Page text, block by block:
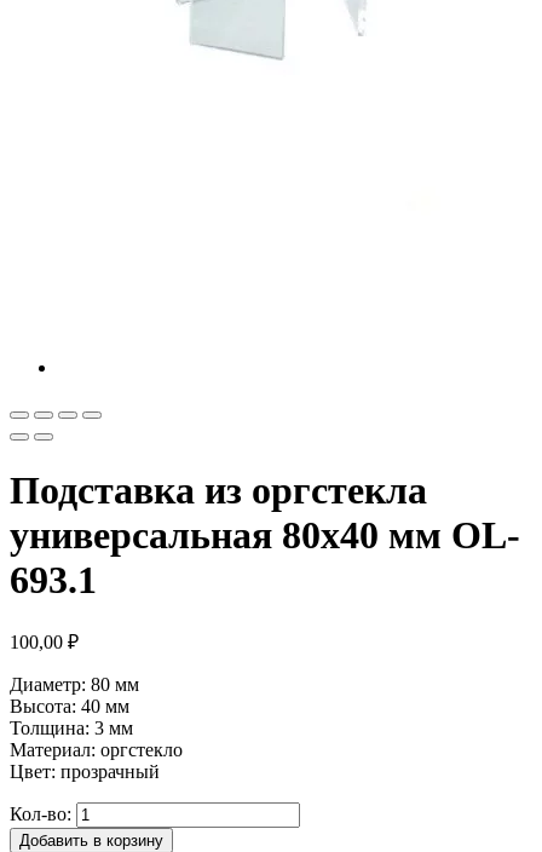
Подставка из оргстекла
универсальная 80х40 мм OL-
693.1
100,00 ₽
Диаметр: 80 мм
Высота: 40 мм
Толщина: 3 мм
Материал: оргстекло
Цвет: прозрачный
Кол-во:
Добавить в корзину